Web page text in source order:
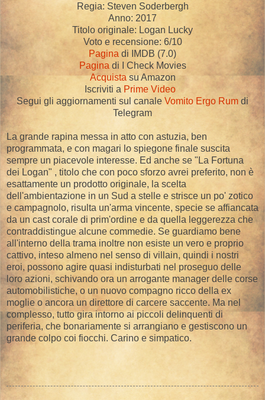
Regia: Steven Soderbergh
Anno: 2017
Titolo originale: Logan Lucky
Voto e recensione: 6/10
Pagina di IMDB (7.0)
Pagina di I Check Movies
Acquistasu Amazon
Iscriviti a Prime Video
Segui gli aggiornamenti sul canale Vomito Ergo Rum di
Telegram
La grande rapina messa in atto con astuzia, ben
programmata, e con magari lo spiegone finale suscita
sempre un piacevole interesse. Ed anche se "La Fortuna
dei Logan" , titolo che con poco sforzo avrei preferito, non è
esattamente un prodotto originale, la scelta
dell'ambientazione in un Sud a stelle e strisce un po' zotico
e campagnolo, risulta un'arma vincente, specie se affiancata
da un cast corale di prim'ordine e da quella leggerezza che
contraddistingue alcune commedie. Se guardiamo bene
all'interno della trama inoltre non esiste un vero e proprio
cattivo, inteso almeno nel senso di villain, quindi i nostri
eroi, possono agire quasi indisturbati nel proseguo delle
loro azioni, schivando ora un arrogante manager delle corse
automobilistiche, o un nuovo compagno ricco della ex
moglie o ancora un direttore di carcere saccente. Ma nel
complesso, tutto gira intorno ai piccoli delinquenti di
periferia, che bonariamente si arrangiano e gestiscono un
grande colpo coi fiocchi. Carino e simpatico.